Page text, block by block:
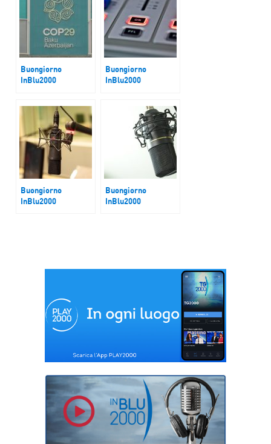
Buongiorno
InBlu2000
Buongiorno
InBlu2000
Buongiorno
InBlu2000
Buongiorno
InBlu2000